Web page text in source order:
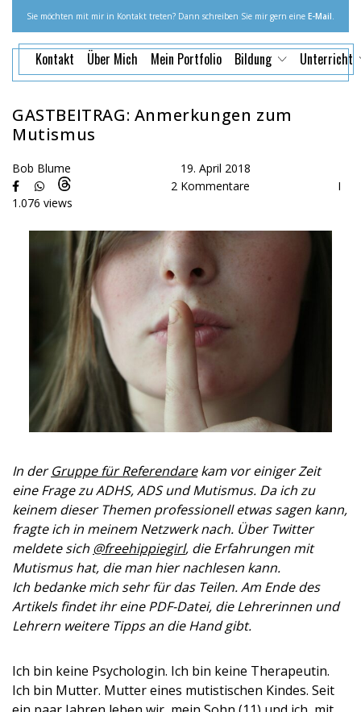
Sie möchten mit mir in Kontakt treten? Dann schreiben Sie mir gern eine E-Mail.
Kontakt Über Mich Mein Portfolio Bildung Unterricht
GASTBEITRAG: Anmerkungen zum
Mutismus
Bob Blume
19. April 2018
2 Kommentare
I
1.076 views
In derGruppe für Referendarekam vor einiger Zeit
eine Frage zu ADHS, ADS und Mutismus. Da ich zu
keinem dieser Themen professionell etwas sagen kann,
fragte ich in meinem Netzwerk nach. Über Twitter
meldete sich @freehippiegirl, die Erfahrungen mit
Mutismus hat, die man hier nachlesen kann.
Ich bedanke mich sehr für das Teilen. Am Ende des
Artikels findet ihr eine PDF-Datei, die Lehrerinnen und
Lehrern weitere Tipps an die Hand gibt.
Ich bin keine Psychologin. Ich bin keine Therapeutin.
Ich bin Mutter. Mutter eines mutistischen Kindes. Seit